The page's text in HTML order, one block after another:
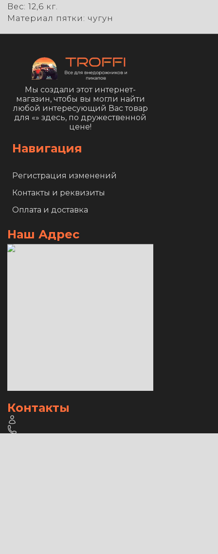
Вес: 12,6 кг.
Материал пятки: чугун
Мы создали этот интернет-
магазин, чтобы вы могли найти
любой интересующий Вас товар
для «» здесь, по дружественной
цене!
Навигация
Регистрация изменений
Контакты и реквизиты
Оплата и доставка
Наш Адрес
Контакты